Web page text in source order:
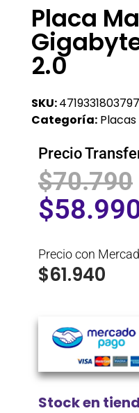
Placa
2.0
SKU:4719331803797
Categoría:
Precio
$70.790
$
Precio con
$61.940
Stock en